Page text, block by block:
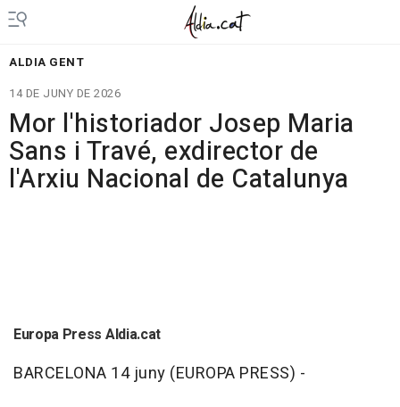
ALDIA GENT
14 DE JUNY DE 2026
Mor l'historiador Josep Maria
Sans i Travé, exdirector de
l'Arxiu Nacional de Catalunya
Europa Press Aldia.cat
BARCELONA 14 juny (EUROPA PRESS) -